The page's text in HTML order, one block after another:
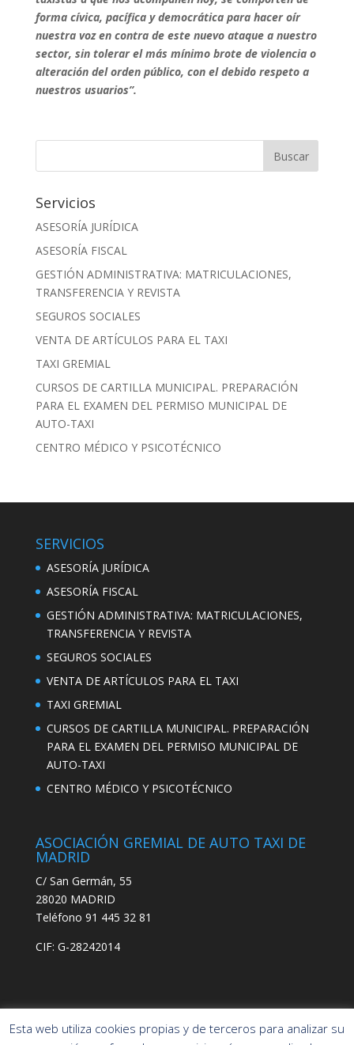
forma cívica, pacífica y democrática para hacer oír
nuestra voz en contra de este nuevo ataque a nuestro
sector, sin tolerar el más mínimo brote de violencia o
alteración del orden público, con el debido respeto a
nuestros usuarios”.
Servicios
ASESORÍA JURÍDICA
ASESORÍA FISCAL
GESTIÓN ADMINISTRATIVA: MATRICULACIONES,
TRANSFERENCIA Y REVISTA
SEGUROS SOCIALES
VENTA DE ARTÍCULOS PARA EL TAXI
TAXI GREMIAL
CURSOS DE CARTILLA MUNICIPAL. PREPARACIÓN
PARA EL EXAMEN DEL PERMISO MUNICIPAL DE
AUTO-TAXI
CENTRO MÉDICO Y PSICOTÉCNICO
SERVICIOS
ASESORÍA JURÍDICA
ASESORÍA FISCAL
GESTIÓN ADMINISTRATIVA: MATRICULACIONES,
TRANSFERENCIA Y REVISTA
SEGUROS SOCIALES
VENTA DE ARTÍCULOS PARA EL TAXI
TAXI GREMIAL
CURSOS DE CARTILLA MUNICIPAL. PREPARACIÓN
PARA EL EXAMEN DEL PERMISO MUNICIPAL DE
AUTO-TAXI
CENTRO MÉDICO Y PSICOTÉCNICO
ASOCIACIÓN GREMIAL DE AUTO TAXI DE
MADRID
C/ San Germán, 55
28020 MADRID
Teléfono 91 445 32 81
CIF: G-28242014
Esta web utiliza cookies propias y de terceros para analizar su